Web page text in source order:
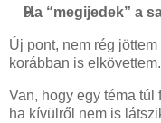
Ha “megijedek” a
Új pont, nem rég
korábban is elkövettem.
Van, hogy egy téma túl
ha kívülről nem is